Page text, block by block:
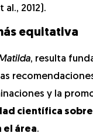
2012).
equitativa
, resulta
y la
científica
el área.